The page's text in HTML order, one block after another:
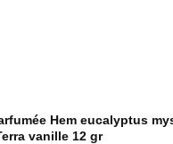
Hem eucalyptus
vanille 12 gr